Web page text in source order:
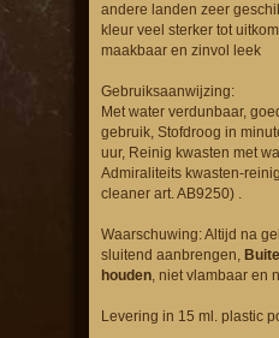
andere landen zeer
kleur veel sterker tot
maakbaar en zinvol leek
Gebruiksaanwijzing:
Met water verdunbaar,
gebruik, Stofdroog in
uur, Reinig kwasten met
Admiraliteits kwasten-
cleaner art. AB9250) .
Waarschuwing: Altijd na
sluitend aanbrengen,
houden, niet vlambaar en
Levering in 15 ml. plastic